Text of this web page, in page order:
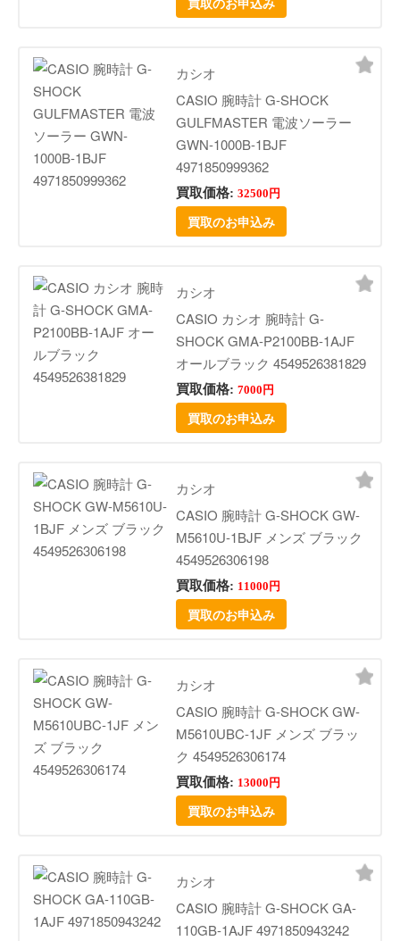
カシオ
CASIO 腕時計 G-SHOCK
GULFMASTER 電波ソーラー
GWN-1000B-1BJF
4971850999362
買取価格: 32500円
買取のお申込み
カシオ
CASIO カシオ 腕時計 G-
SHOCK GMA-P2100BB-1AJF
オールブラック 4549526381829
買取価格: 7000円
買取のお申込み
カシオ
CASIO 腕時計 G-SHOCK GW-
M5610U-1BJF メンズ ブラック
4549526306198
買取価格: 11000円
買取のお申込み
カシオ
CASIO 腕時計 G-SHOCK GW-
M5610UBC-1JF メンズ ブラッ
ク 4549526306174
買取価格: 13000円
買取のお申込み
カシオ
CASIO 腕時計 G-SHOCK GA-
110GB-1AJF 4971850943242